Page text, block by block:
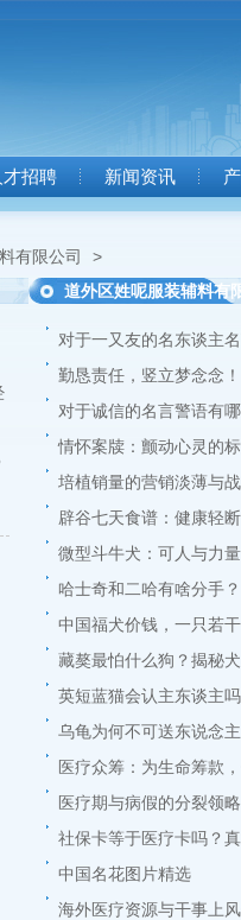
才招聘 新闻资讯
有限公司
>
道外区姓呢服装辅料有
对于一又友的名东谈主
勤恳责任，竖立梦念念！
对于诚信的名言警语有
情怀案牍：颤动心灵的
培植销量的营销淡薄与
辟谷七天食谱：健康轻
微型斗牛犬：可人与力
哈士奇和二哈有啥分手？
中国福犬价钱，一只若
藏獒最怕什么狗？揭秘
英短蓝猫会认主东谈主
乌龟为何不可送东说念
医疗众筹：为生命筹款
医疗期与病假的分裂领略
社保卡等于医疗卡吗？
中国名花图片精选
海外医疗资源与干事上